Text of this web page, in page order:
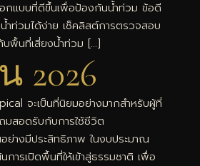
อกแบบที่ดีขึ้นเพื่อป้องกันน้ำท่วม ข้อดี
ำท่วมได้ง่าย เช็คลิสต์การตรวจสอบ
บพื้นที่เสี่ยงน้ำท่วม […]
2026
จะเป็นที่นิยมอย่างมากสำหรับผู้ที่
มสอดรับกับการใช้ชีวิต
ย่างมีประสิทธิภาพ ในงบประมาณ
รเปิดพื้นที่ให้เข้าสู่ธรรมชาติ เพื่อ